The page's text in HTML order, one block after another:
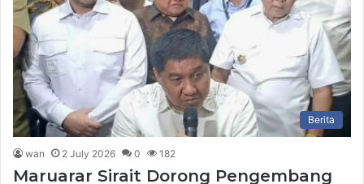
Berita
wan 2 July 2026 0 182
Maruarar Sirait Dorong Pengembang